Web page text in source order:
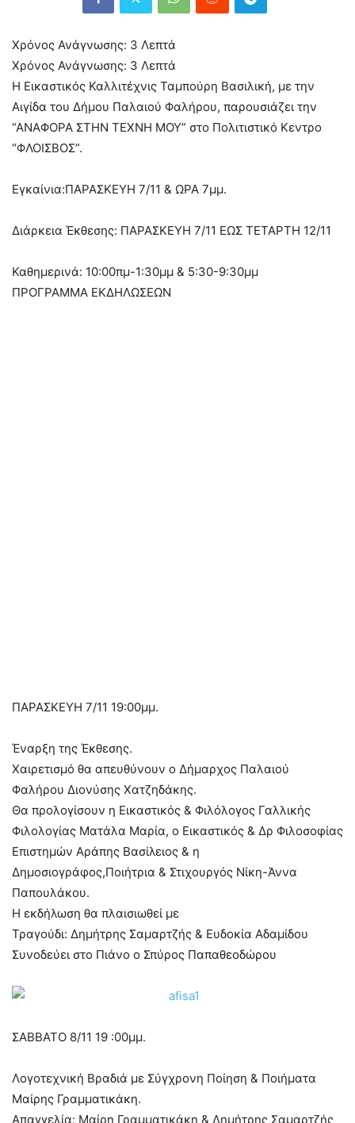
Χρόνος Ανάγνωσης: 3 Λεπτά
Χρόνος Ανάγνωσης: 3 Λεπτά
Η Εικαστικός Καλλιτέχνις Ταμπούρη Βασιλική, με την
Αιγίδα του Δήμου Παλαιού Φαλήρου, παρουσιάζει την
“ΑΝΑΦΟΡΑ ΣΤΗΝ ΤΕΧΝΗ ΜΟΥ” στο Πολιτιστικό Κεντρο
“ΦΛΟΙΣΒΟΣ”.
Εγκαίνια:ΠΑΡΑΣΚΕΥΗ 7/11 & ΩΡΑ 7μμ.
Διάρκεια Έκθεσης: ΠΑΡΑΣΚΕΥΗ 7/11 ΕΩΣ ΤΕΤΑΡΤΗ 12/11
Καθημερινά: 10:00πμ-1:30μμ & 5:30-9:30μμ
ΠΡΟΓΡΑΜΜΑ ΕΚΔΗΛΩΣΕΩΝ
ΠΑΡΑΣΚΕΥΗ 7/11 19:00μμ.
Έναρξη της Έκθεσης.
Χαιρετισμό θα απευθύνουν ο Δήμαρχος Παλαιού
Φαλήρου Διονύσης Χατζηδάκης.
Θα προλογίσουν η Εικαστικός & Φιλόλογος Γαλλικής
Φιλολογίας Ματάλα Μαρία, ο Εικαστικός & Δρ Φιλοσοφίας
Επιστημών Αράπης Βασίλειος & η
Δημοσιογράφος,Ποιήτρια & Στιχουργός Νίκη-Άννα
Παπουλάκου.
Η εκδήλωση θα πλαισιωθεί με
Τραγούδι: Δημήτρης Σαμαρτζής & Ευδοκία Αδαμίδου
Συνοδεύει στο Πιάνο ο Σπύρος Παπαθεοδώρου
ΣΑΒΒΑΤΟ 8/11 19 :00μμ.
Λογοτεχνική Βραδιά με Σύγχρονη Ποίηση & Ποιήματα
Μαίρης Γραμματικάκη.
Απαγγελία: Μαίρη Γραμματικάκη & Δημήτρης Σαμαρτζής